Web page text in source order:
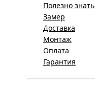
Полезно знать
Замер
Доставка
Монтаж
Оплата
Гарантия